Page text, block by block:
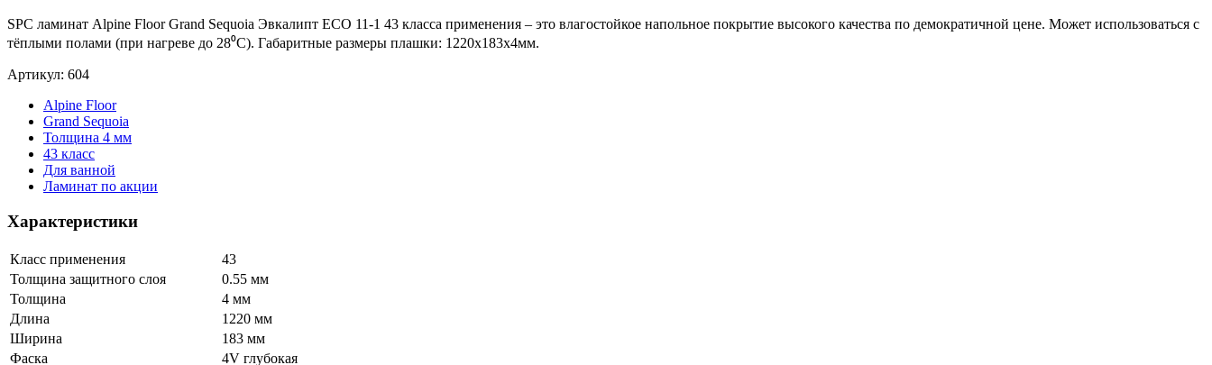
SPC ламинат Alpine Floor Grand Sequoia Эвкалипт ECO 11-1 43 класса применения – это влагостойкое напольное покрытие высокого качества по демократичной цене. Может использоваться с
тёплыми полами (при нагреве до 28⁰С). Габаритные размеры плашки: 1220x183x4мм.
Артикул: 604
Alpine Floor
Grand Sequoia
Толщина 4 мм
43 класс
Для ванной
Ламинат по акции
Характеристики
Класс применения
43
Толщина защитного слоя
0.55 мм
Толщина
4 мм
Длина
1220 мм
Ширина
183 мм
Фаска
4V глубокая